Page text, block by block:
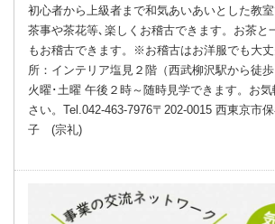
初心者から上級者まで和気あいあいとした教
茶事や茶花等､楽しくお稽古できます。お茶と
もお稽古できます。※お稽古はお洋服でも大
所：インテリア塩見２階（西武柳沢駅から徒
火曜･土曜 午後２時～随時見学できます。お
さい。Tel.042-463-7976〒202-0015 西東京市
子 (宗礼)